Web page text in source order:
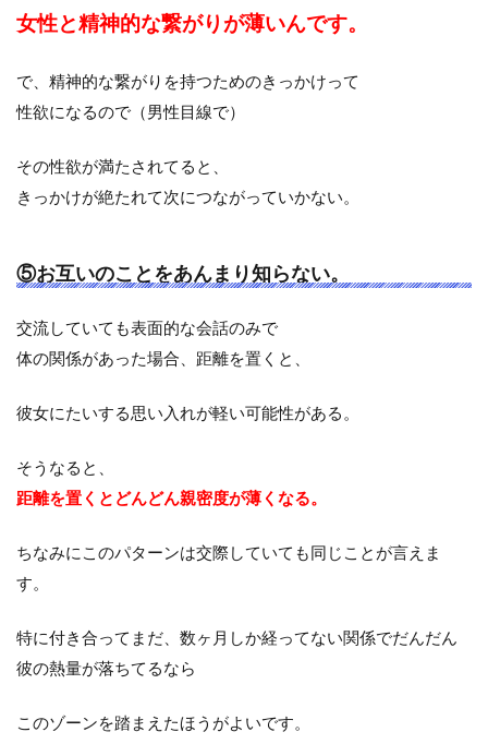
女性と精神的な繋がりが薄いんです。
で、精神的な繋がりを持つためのきっかけって
性欲になるので（男性目線で）
その性欲が満たされてると、
きっかけが絶たれて次につながっていかない。
⑤お互いのことをあんまり知らない。
交流していても表面的な会話のみで
体の関係があった場合、距離を置くと、
彼女にたいする思い入れが軽い可能性がある。
そうなると、
距離を置くとどんどん親密度が薄くなる。
ちなみにこのパターンは交際していても同じことが言えま
す。
特に付き合ってまだ、数ヶ月しか経ってない関係でだんだん
彼の熱量が落ちてるなら
このゾーンを踏まえたほうがよいです。